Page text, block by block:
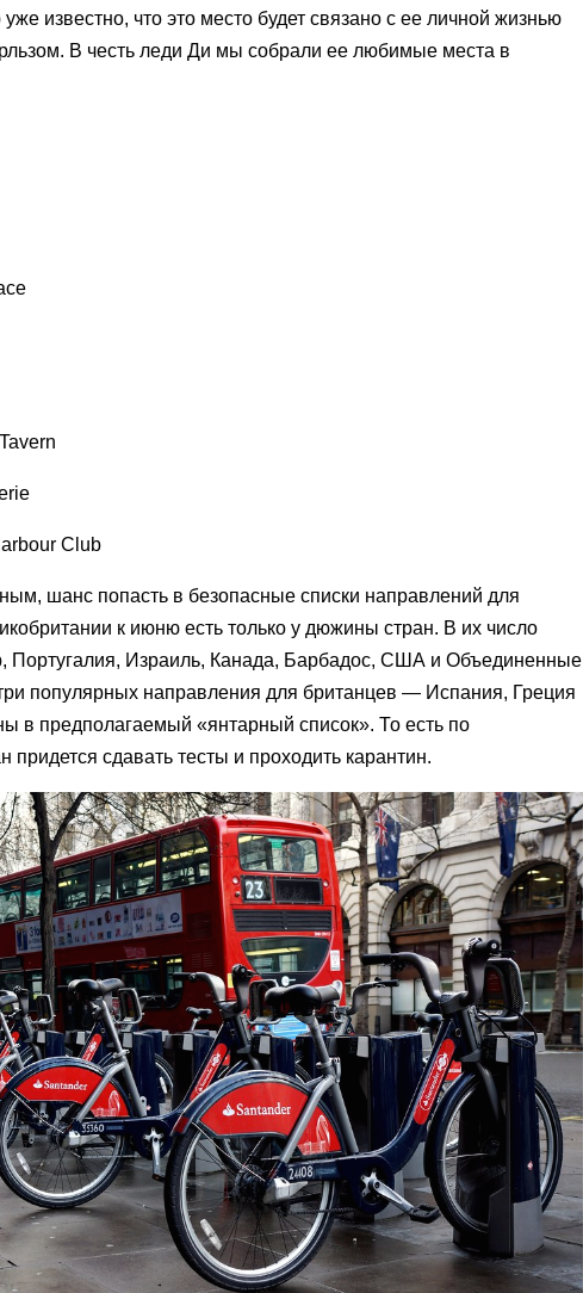
известно, что это место будет связано с ее личной жизнью
В честь леди Ди мы собрали ее любимые места в
Club
шанс попасть в безопасные списки направлений для
к июню есть только у дюжины стран. В их число
Португалия, Израиль, Канада, Барбадос, США и Объединенные
популярных направления для британцев — Испания, Греция
в предполагаемый «янтарный список». То есть по
придется сдавать тесты и проходить карантин.